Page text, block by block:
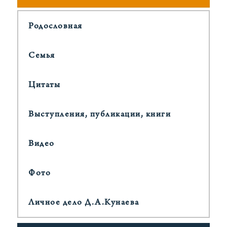
Родословная
Cемья
Цитаты
Выступления, публикации, книги
Видео
Фото
Личное дело Д.А.Кунаева